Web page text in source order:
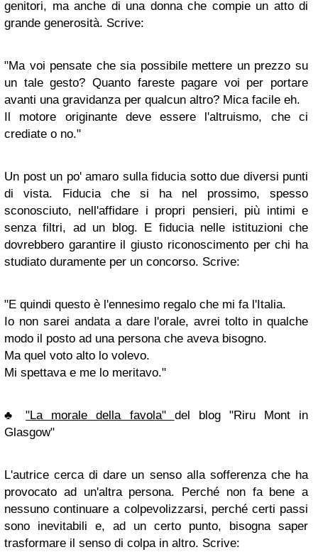
genitori, ma anche di una donna che compie un atto di
grande generosità. Scrive:
"Ma voi pensate che sia possibile mettere un prezzo su
un tale gesto? Quanto fareste pagare voi per portare
avanti una gravidanza per qualcun altro? Mica facile eh.
Il motore originante deve essere l'altruismo, che ci
crediate o no."
Un post un po' amaro sulla fiducia sotto due diversi punti
di vista. Fiducia che si ha nel prossimo, spesso
sconosciuto, nell'affidare i propri pensieri, più intimi e
senza filtri, ad un blog. E fiducia nelle istituzioni che
dovrebbero garantire il giusto riconoscimento per chi ha
studiato duramente per un concorso. Scrive:
"E quindi questo è l'ennesimo regalo che mi fa l'Italia.
Io non sarei andata a dare l'orale, avrei tolto in qualche
modo il posto ad una persona che aveva bisogno.
Ma quel voto alto lo volevo.
Mi spettava e me lo meritavo."
♣"La morale della favola" del blog "Riru Mont in
Glasgow"
L'autrice cerca di dare un senso alla sofferenza che ha
provocato ad un'altra persona. Perché non fa bene a
nessuno continuare a colpevolizzarsi, perché certi passi
sono inevitabili e, ad un certo punto, bisogna saper
trasformare il senso di colpa in altro. Scrive: